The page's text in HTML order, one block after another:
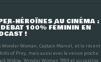
HÉROÏNES AU CINÉMA :
100% FÉMININ EN
!
Wonder Woman, Captain Marvel, et le récent
of Prey, mais aussi avec la venue proche
Widow, Wonder Woman 1984 et un casting